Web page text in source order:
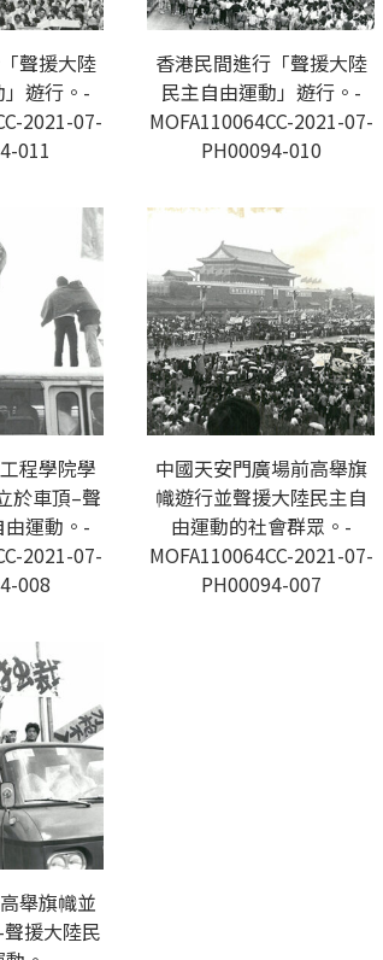
聲援大陸
遊行。-
2021-07-
011
香港民間進行「聲援大陸
民主自由運動」遊行。-
MOFA110064CC-2021-07-
PH00094-010
程學院學
於車頂–聲
運動。-
2021-07-
008
中國天安門廣場前高舉旗
幟遊行並聲援大陸民主自
由運動的社會群眾。-
MOFA110064CC-2021-07-
PH00094-007
舉旗幟並
援大陸民